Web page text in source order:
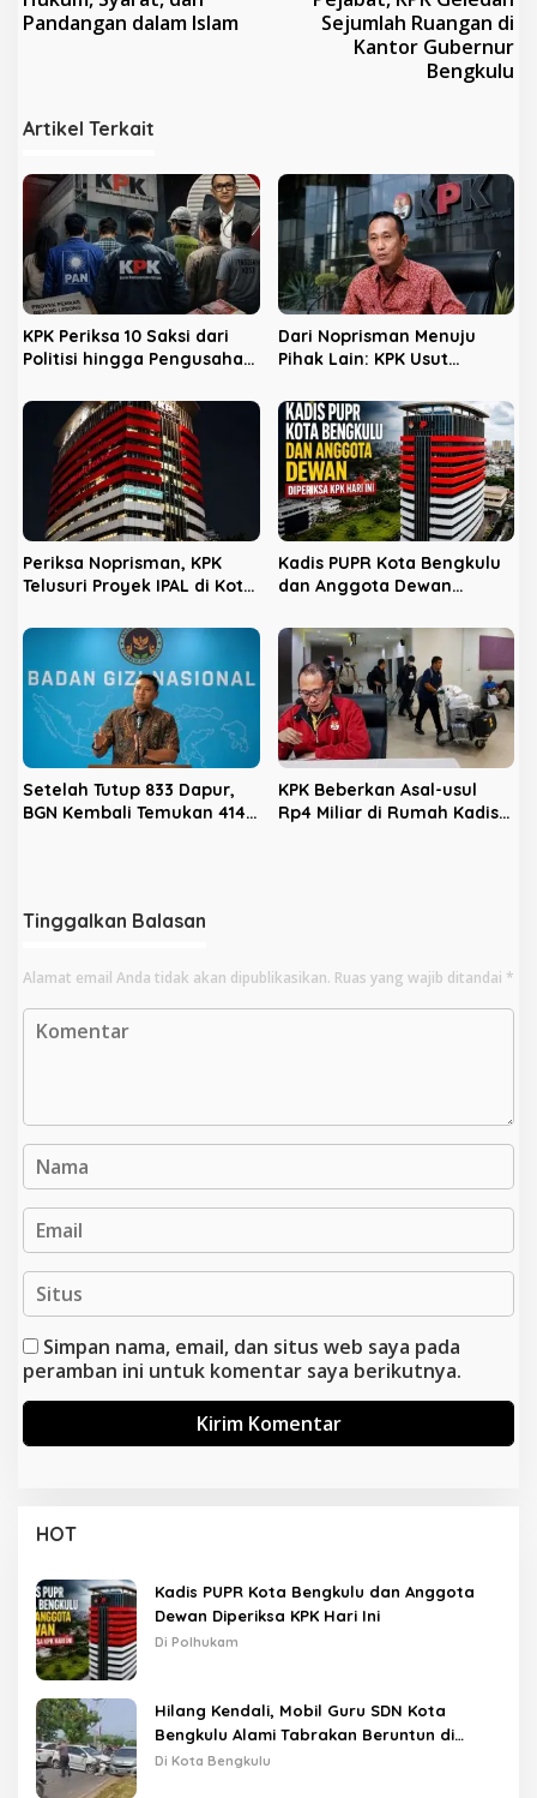
v
a
i
p
o
s
Pandangan dalam Islam
Sejumlah Ruangan di
Kantor Gubernur
Bengkulu
Artikel Terkait
KPK Periksa 10 Saksi dari
Politisi hingga Pengusaha
Dari Noprisman Menuju
Pihak Lain: KPK Usut
Proyek di Pemkot Bengkulu
Periksa Noprisman, KPK
Telusuri Proyek IPAL di Kota
Kadis PUPR Kota Bengkulu
dan Anggota Dewan
Setelah Tutup 833 Dapur,
BGN Kembali Temukan 414
KPK Beberkan Asal-usul
Rp4 Miliar di Rumah Kadis
Tinggalkan Balasan
Alamat email Anda tidak akan dipublikasikan. Ruas yang wajib ditandai *
Simpan nama, email, dan situs web saya pada
peramban ini untuk komentar saya berikutnya.
HOT
Kadis PUPR Kota Bengkulu dan Anggota
Dewan Diperiksa KPK Hari Ini
Di Polhukam
Hilang Kendali, Mobil Guru SDN Kota
Bengkulu Alami Tabrakan Beruntun di
Lampu Merah
Di Kota Bengkulu